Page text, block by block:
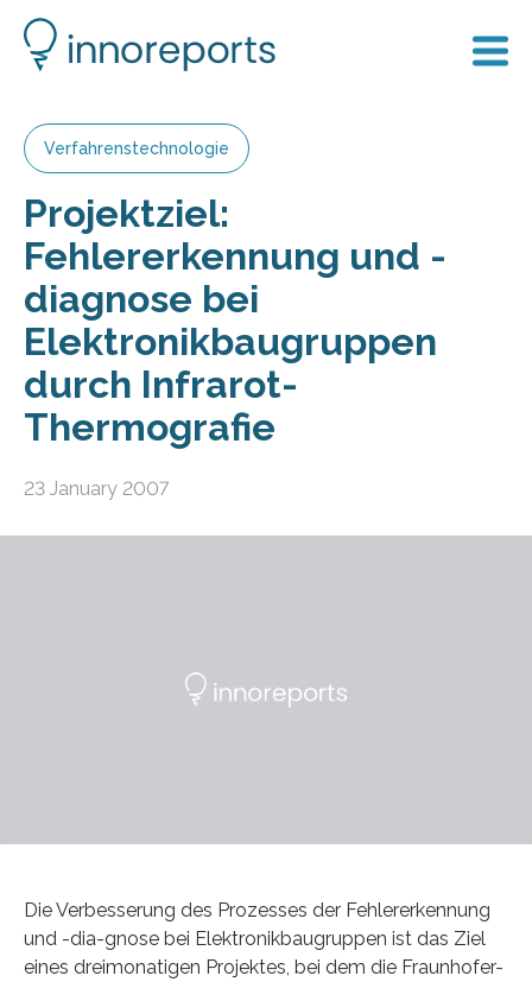
Verfahrenstechnologie
Projektziel:
Fehlererkennung und -
diagnose bei
Elektronikbaugruppen
durch Infrarot-
Thermografie
23 January 2007
Die Verbesserung des Prozesses der Fehlererkennung
und -dia-gnose bei Elektronikbaugruppen ist das Ziel
eines dreimonatigen Projektes, bei dem die Fraunhofer-